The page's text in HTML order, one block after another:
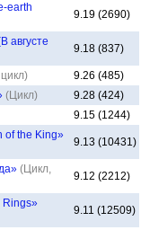
earth
9.19 (2690)
августе
9.18 (837)
9.26 (485)
(Цикл)
9.28 (424)
9.15 (1244)
of the King»
9.13 (10431)
(Цикл,
9.12 (2212)
Rings»
9.11 (12509)